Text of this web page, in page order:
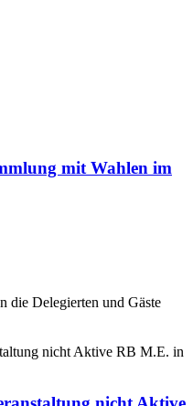
mit Wahlen im
die Delegierten und Gäste